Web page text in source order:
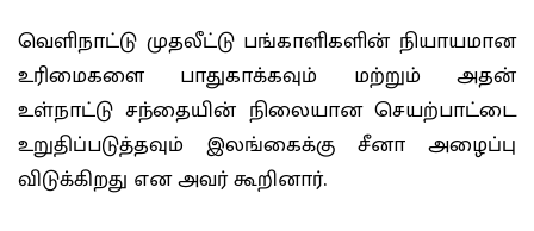
வெளிநாட்டு முதலீட்டு பங்காளிகளின் நியாயமான
உரிமைகளை பாதுகாக்கவும் மற்றும் அதன்
உள்நாட்டு சந்தையின் நிலையான செயற்பாட்டை
உறுதிப்படுத்தவும் இலங்கைக்கு சீனா அழைப்பு
விடுக்கிறது என அவர் கூறினார்.